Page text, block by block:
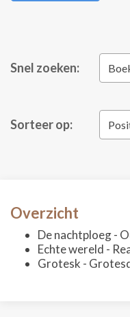
Snel zoeken:
Sorteer op:
Overzicht
De nachtploeg -
Echte wereld -
Grotesk -